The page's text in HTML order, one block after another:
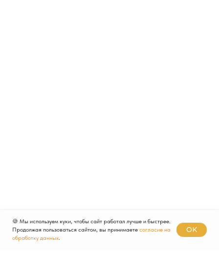
🍪 Мы используем куки, чтобы сайт работал лучше и быстрее.
Продолжая пользоваться сайтом, вы принимаете согласие на
обработку данных.
OK